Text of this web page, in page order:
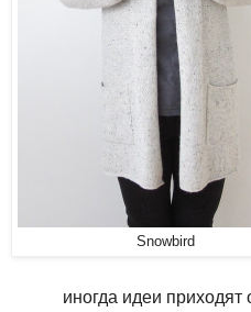
Snowbird
иногда идеи